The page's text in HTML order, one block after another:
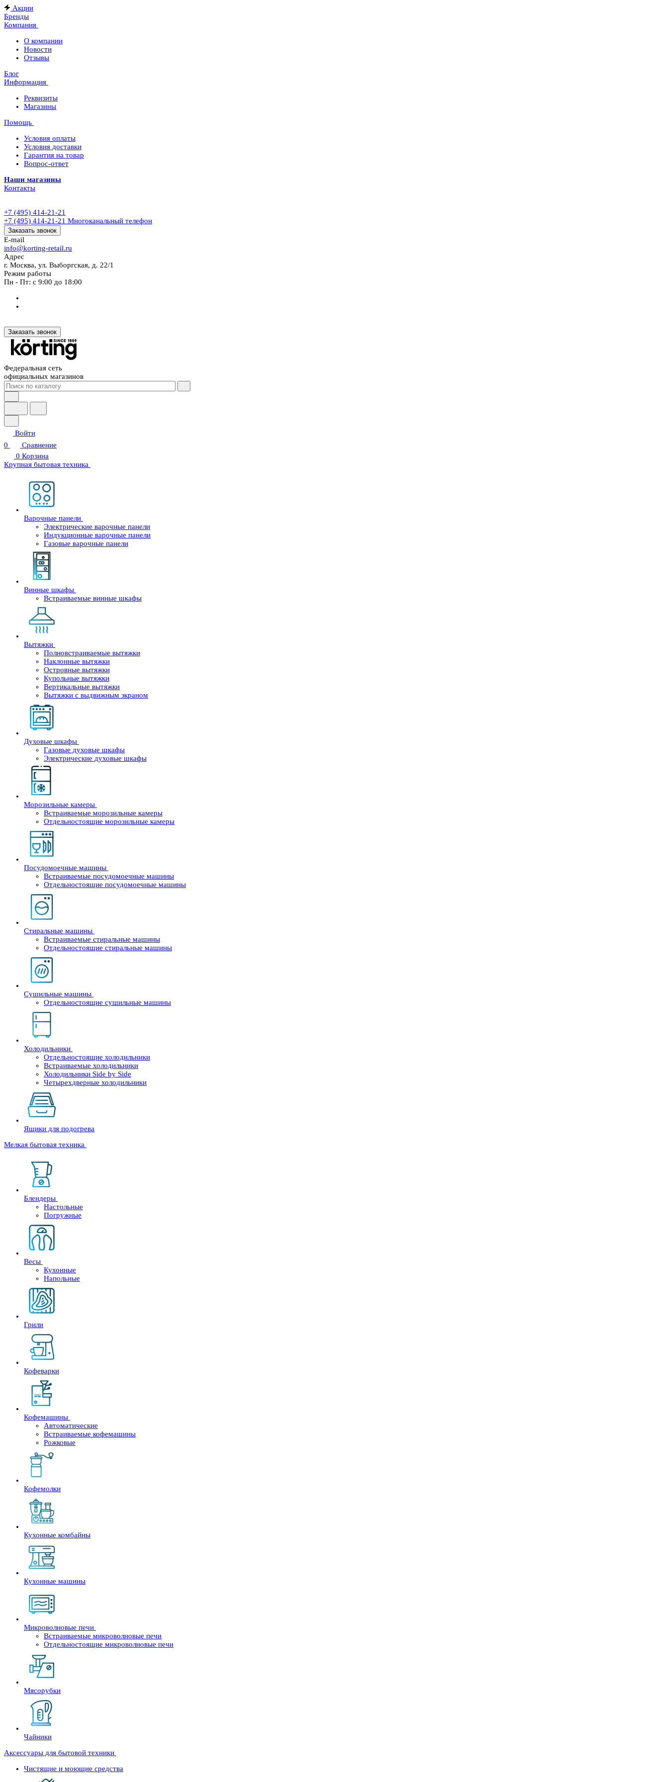
Акции
Бренды
Компания
О компании
Новости
Отзывы
Блог
Информация
Реквизиты
Магазины
Помощь
Условия оплаты
Условия доставки
Гарантия на товар
Вопрос-ответ
Наши магазины
Контакты
+7 (495) 414-21-21
+7 (495) 414-21-21 Многоканальный телефон
Заказать звонок
E-mail
info@korting-retail.ru
Адрес
г. Москва, ул. Выборгская, д. 22/1
Режим работы
Пн - Пт: с 9:00 до 18:00
Заказать звонок
Федеральная сеть
официальных магазинов
Войти
0
Сравнение
0 Корзина
Крупная бытовая техника
Варочные панели
Электрические варочные панели
Индукционные варочные панели
Газовые варочные панели
Винные шкафы
Встраиваемые винные шкафы
Вытяжки
Полновстраиваемые вытяжки
Наклонные вытяжки
Островные вытяжки
Купольные вытяжки
Вертикальные вытяжки
Вытяжки с выдвижным экраном
Духовые шкафы
Газовые духовые шкафы
Электрические духовые шкафы
Морозильные камеры
Встраиваемые морозильные камеры
Отдельностоящие морозильные камеры
Посудомоечные машины
Встраиваемые посудомоечные машины
Отдельностоящие посудомоечные машины
Стиральные машины
Встраиваемые стиральные машины
Отдельностоящие стиральные машины
Сушильные машины
Отдельностоящие сушильные машины
Холодильники
Отдельностоящие холодильники
Встраиваемые холодильники
Холодильники Side by Side
Четырехдверные холодильники
Ящики для подогрева
Мелкая бытовая техника
Блендеры
Настольные
Погружные
Весы
Кухонные
Напольные
Грили
Кофеварки
Кофемашины
Автоматические
Встраиваемые кофемашины
Рожковые
Кофемолки
Кухонные комбайны
Кухонные машины
Микроволновые печи
Встраиваемые микроволновые печи
Отдельностоящие микроволновые печи
Мясорубки
Чайники
Аксессуары для бытовой техники
Чистящие и моющие средства